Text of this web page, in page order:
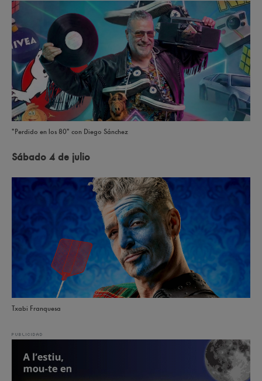
"Perdido en los 80" con Diego Sánchez
Sábado 4 de julio
Txabi Franquesa